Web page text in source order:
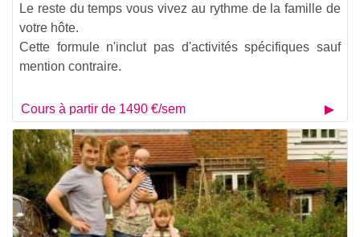
Le reste du temps vous vivez au rythme de la famille de
votre hôte.
Cette formule n'inclut pas d'activités spécifiques sauf
mention contraire.
Cours à partir de 1490 €/sem